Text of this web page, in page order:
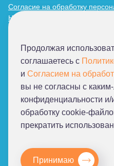
Согласие на обработку
Нормативные документы
От
«Я
Продолжая
соглашаетесь с
и Согласием на
вы не согласны с
конфиденциальности
обработку cookie-
прекратить
Принимаю